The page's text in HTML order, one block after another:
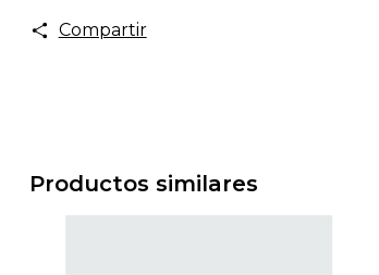
Compartir
Productos similares